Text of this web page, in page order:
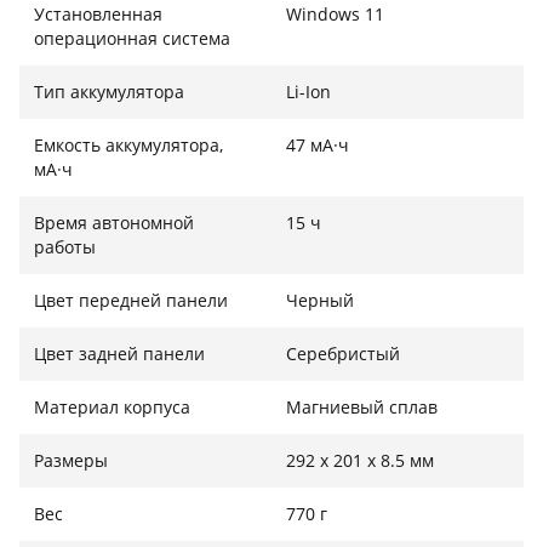
Установленная
операционная система
Windows 11
Тип аккумулятора Li-Ion
Емкость аккумулятора,
мА·ч
47 мА·ч
Время автономной
работы
15 ч
Цвет передней панели Черный
Цвет задней панели Серебристый
Материал корпуса Магниевый сплав
Размеры 292 x 201 x 8.5 мм
Вес 770 г